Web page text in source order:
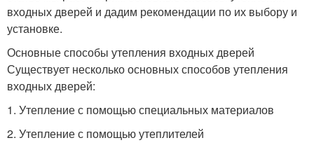
входных дверей и дадим рекомендации по их выбору и
установке.
Основные способы утепления входных дверей
Существует несколько основных способов утепления
входных дверей:
1. Утепление с помощью специальных материалов
2. Утепление с помощью утеплителей